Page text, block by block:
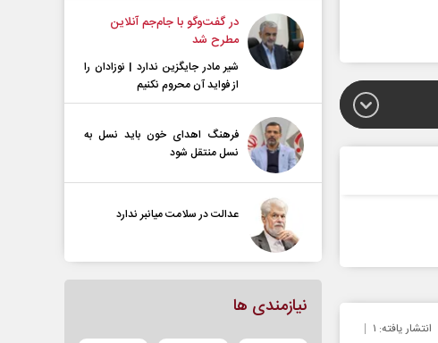
انتشار یافته: ۱
در گفت‌و‌گو با جام‌جم آنلاین
مطرح شد
شیر مادر جایگزین ندارد | نوزادان را
از فواید آن محروم نکنیم
فرهنگ اهدای خون باید نسل به
نسل منتقل شود
عدالت در سلامت میانبر ندارد
نیازمندی ها